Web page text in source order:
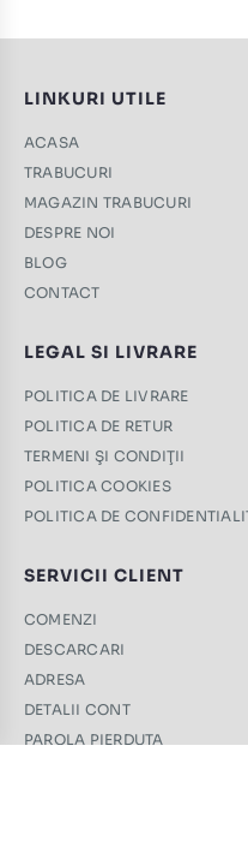
LINKURI UTILE
ACASA
TRABUCURI
MAGAZIN TRABUCURI
DESPRE NOI
BLOG
CONTACT
LEGAL SI LIVRARE
POLITICA DE LIVRARE
POLITICA DE RETUR
TERMENI ŞI CONDIŢII
POLITICA COOKIES
POLITICA DE
SERVICII CLIENT
COMENZI
DESCARCARI
ADRESA
DETALII CONT
PAROLA PIERDUTA